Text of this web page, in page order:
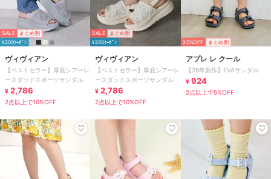
SALE
まとめ割
¥200ｸｰﾎﾟﾝ
ヴィヴィアン
【ベストセラー】厚底シアーレ
ースダッドスポーツサンダル
¥ 2,786
2点以上で10%OFF
SALE
まとめ割
¥200ｸｰﾎﾟﾝ
ヴィヴィアン
【ベストセラー】厚底シアーレ
ースダッドスポーツサンダル
¥ 2,786
2点以上で10%OFF
20%OFF まとめ割
アプレ レ クール
【26年新作】EVAサンダル
¥ 924
2点以上で5%OFF